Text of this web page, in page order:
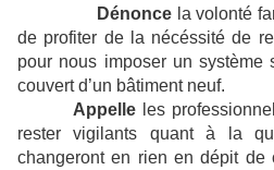
Dénoncela volonté
de profiter de la nécéssité de
pour nous imposer un système
couvert d’un bâtiment neuf.
Appelle les
rester vigilants quant à la
changeront en rien en dépit de